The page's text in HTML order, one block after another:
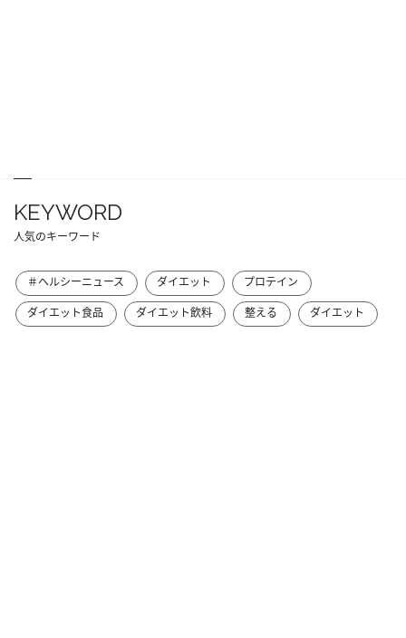
KEYWORD
人気のキーワード
＃ヘルシーニュース ダイエット
プロテイン
ダイエット食品
ダイエット飲料 整える ダイエット